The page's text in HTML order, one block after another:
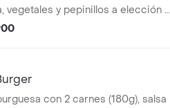
vegetales y pepinillos a elección +
bebida.
con 2 carnes (180g), salsa